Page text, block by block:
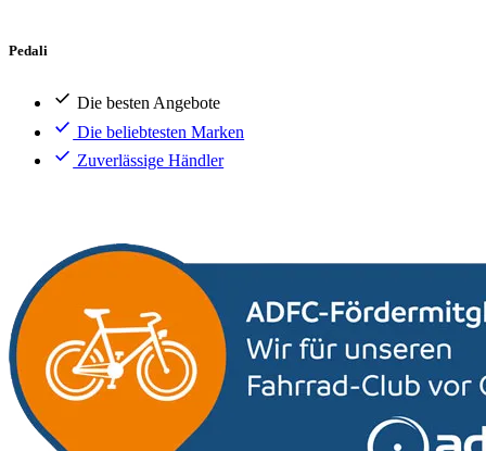
Pedali
Die besten Angebote
Die beliebtesten Marken
Zuverlässige Händler